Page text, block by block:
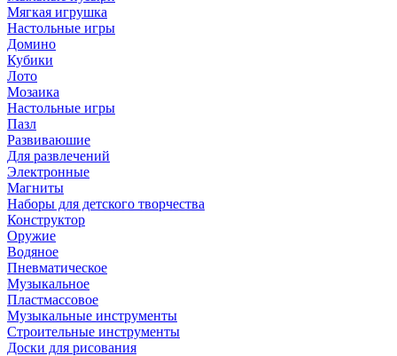
Мягкая игрушка
Настольные игры
Домино
Кубики
Лото
Мозаика
Настольные игры
Пазл
Развиваюшие
Для развлечений
Электронные
Магниты
Наборы для детского творчества
Конструктор
Оружие
Водяное
Пневматическое
Музыкальное
Пластмассовое
Музыкальные инструменты
Строительные инструменты
Доски для рисования